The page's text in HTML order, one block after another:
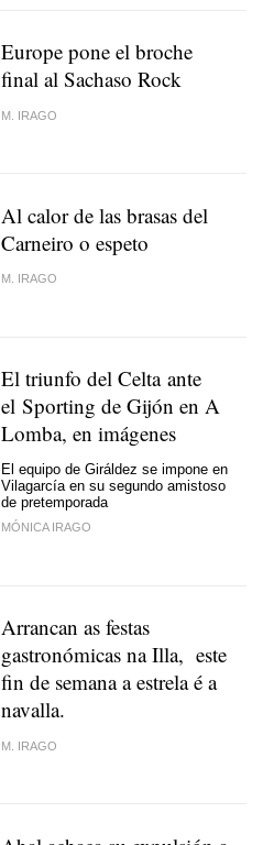
Europe pone el broche
final al Sachaso Rock
M. IRAGO
Al calor de las brasas del
Carneiro o espeto
M. IRAGO
El triunfo del Celta ante
el Sporting de Gijón en A
Lomba, en imágenes
El equipo de Giráldez se impone en
Vilagarcía en su segundo amistoso
de pretemporada
MÓNICA IRAGO
Arrancan as festas
gastronómicas na Illa, este
fin de semana a estrela é a
navalla.
M. IRAGO